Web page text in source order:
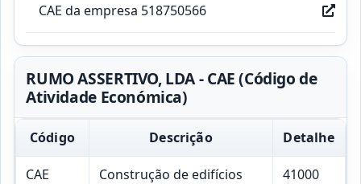
CAE da empresa 518750566
RUMO ASSERTIVO, LDA - CAE (Código de
Atividade Económica)
Código Descrição Detalhe
CAE
Construção de edifícios
41000